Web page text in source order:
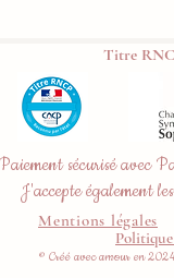
Titre
Paiement sécurisé avec
J'accepte également
Mentions légales
© Créé avec amour en